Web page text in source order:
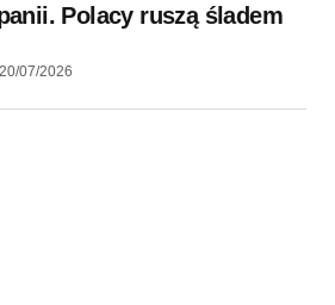
Polacy ruszą śladem
20/07/2026